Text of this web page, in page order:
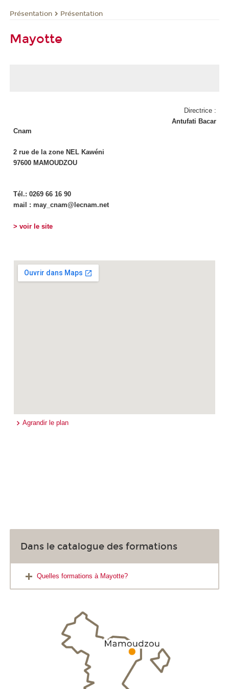
Présentation Présentation
Mayotte
Cnam
2 rue de la zone NEL Kawéni
97600 MAMOUDZOU
Tél.: 0269 66 16 90
mail : may_cnam@lecnam.net
> voir le site
Directrice :
Antufati Bacar
Agrandir le plan
Dans le catalogue des formations
Quelles formations à Mayotte?